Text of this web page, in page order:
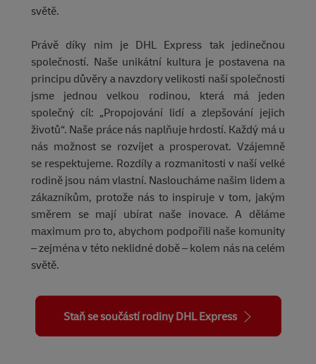
světě.
Právě díky nim je DHL Express tak jedinečnou
společností. Naše unikátní kultura je postavena na
principu důvěry a navzdory velikosti naší společnosti
jsme jednou velkou rodinou, která má jeden
společný cíl: „Propojování lidí a zlepšování jejich
životů“. Naše práce nás naplňuje hrdostí. Každý má u
nás možnost se rozvíjet a prosperovat. Vzájemně
se respektujeme. Rozdíly a rozmanitosti v naší velké
rodině jsou nám vlastní. Nasloucháme našim lidem a
zákazníkům, protože nás to inspiruje v tom, jakým
směrem se mají ubírat naše inovace. A děláme
maximum pro to, abychom podpořili naše komunity
– zejména v této neklidné době – kolem nás na celém
světě.
Staň se součástí rodiny DHL Express